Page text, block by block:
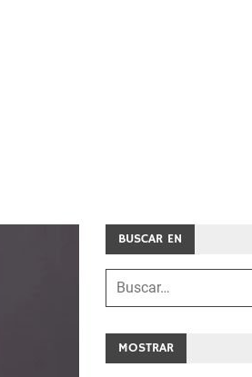
BUSCAR EN
MOSTRAR